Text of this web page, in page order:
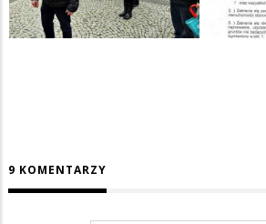
9 KOMENTARZY